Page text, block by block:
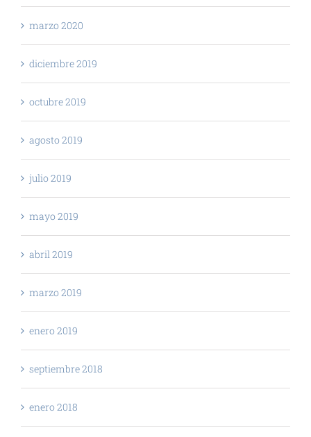
marzo 2020
diciembre 2019
octubre 2019
agosto 2019
julio 2019
mayo 2019
abril 2019
marzo 2019
enero 2019
septiembre 2018
enero 2018